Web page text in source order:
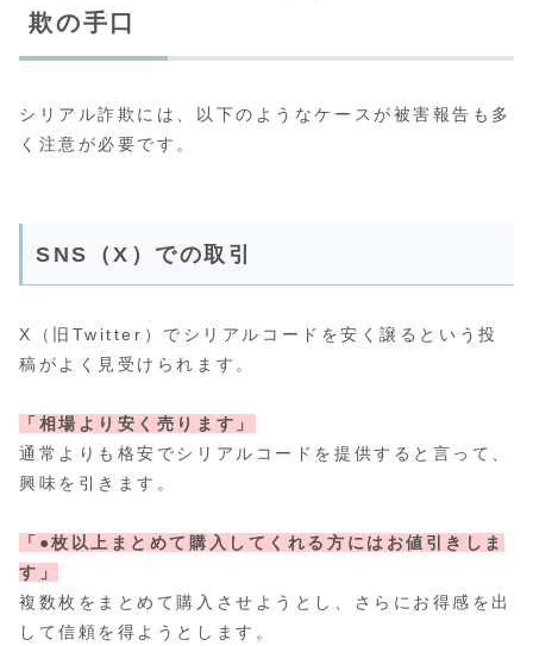
欺の手口
シリアル詐欺には、以下のようなケースが被害報告も多
く注意が必要です。
SNS（X）での取引
X（旧Twitter）でシリアルコードを安く譲るという投
稿がよく見受けられます。
「相場より安く売ります」
通常よりも格安でシリアルコードを提供すると言って、
興味を引きます。
「●枚以上まとめて購入してくれる方にはお値引きしま
す」
複数枚をまとめて購入させようとし、さらにお得感を出
して信頼を得ようとします。